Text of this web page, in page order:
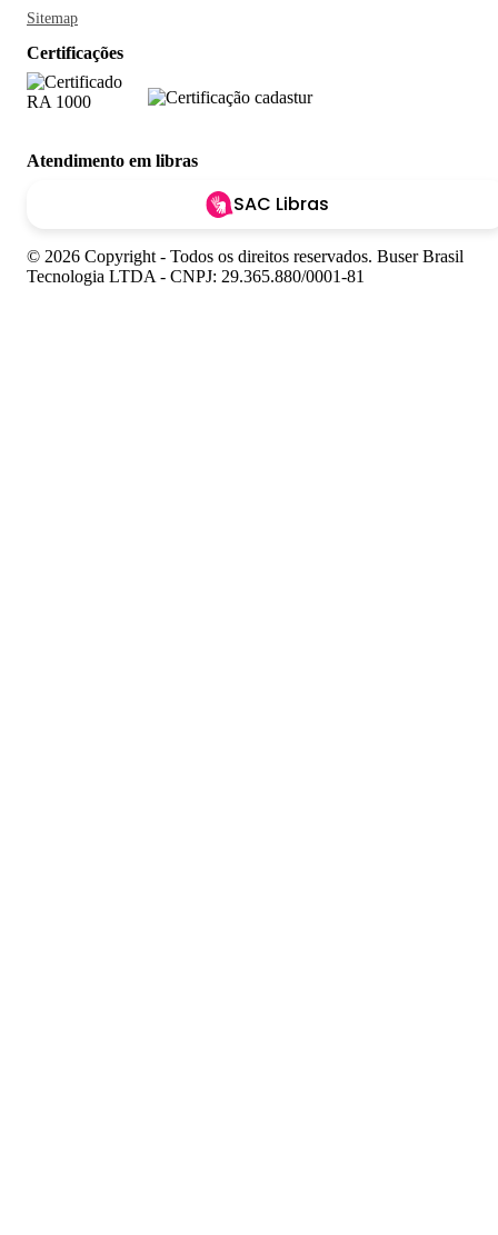
Sitemap
Certificações
Atendimento em libras
SAC Libras
© 2026 Copyright - Todos os direitos reservados. Buser Brasil
Tecnologia LTDA - CNPJ: 29.365.880/0001-81